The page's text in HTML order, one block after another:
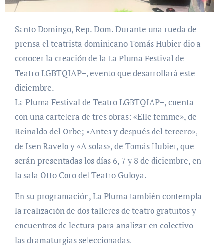
Santo Domingo, Rep. Dom. Durante una rueda de
prensa el teatrista dominicano Tomás Hubier dio a
conocer la creación de la La Pluma Festival de
Teatro LGBTQIAP+, evento que desarrollará este
diciembre.
La Pluma Festival de Teatro LGBTQIAP+, cuenta
con una cartelera de tres obras: «Elle femme», de
Reinaldo del Orbe; «Antes y después del tercero»,
de Isen Ravelo y «A solas», de Tomás Hubier, que
serán presentadas los días 6, 7 y 8 de diciembre, en
la sala Otto Coro del Teatro Guloya.
En su programación, La Pluma también contempla
la realización de dos talleres de teatro gratuitos y
encuentros de lectura para analizar en colectivo
las dramaturgias seleccionadas.